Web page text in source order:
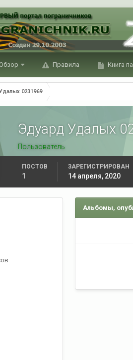
Правила Книга
0231969
Эдуард Удалых
Пользователь
ПОСТОВ
1
ЗАРЕГИСТРИРОВАН
14 апреля, 2020
Альбомы,